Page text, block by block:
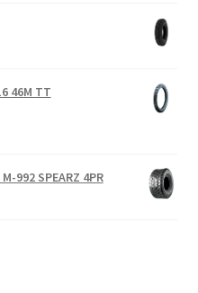
46M TT
992 SPEARZ 4PR